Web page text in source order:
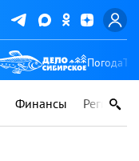
Погода
Финансы Регионы